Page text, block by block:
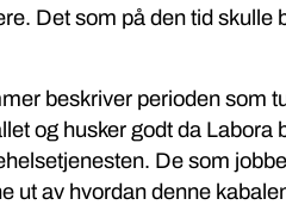
Det som på den tid skulle
beskriver perioden som
og husker godt da Labora
De som
ut av hvordan denne